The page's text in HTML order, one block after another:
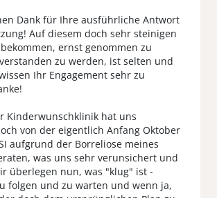
Dank für Ihre ausführliche Antwort
Auf diesem doch sehr steinigen
ernst genommen zu
zu werden, ist selten und
Ihr Engagement sehr zu
Kinderwunschklinik hat uns
von der eigentlich Anfang Oktober
aufgrund der Borreliose meines
was uns sehr verunsichert und
überlegen nun, was "klug" ist -
folgen und zu warten und wenn ja,